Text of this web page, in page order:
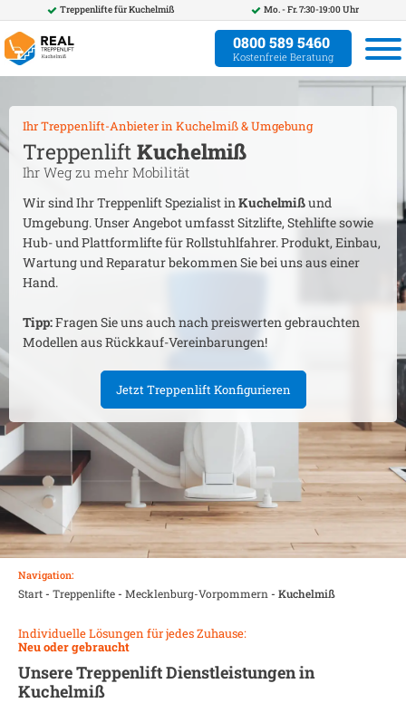
Treppenlifte fürKuchelmiß Mo. - Fr. 7:30-19:00 Uhr
0800 589 5460
Kostenfreie Beratung
Ihr Treppenlift-Anbieter in Kuchelmiß& Umgebung
Treppenlift Kuchelmiß
Ihr Weg zu mehr Mobilität
Wir sind Ihr Treppenlift Spezialist inKuchelmißund
Umgebung. Unser Angebot umfasst Sitzlifte, Stehlifte sowie
Hub- und Plattformlifte für Rollstuhlfahrer. Produkt, Einbau,
Wartung und Reparatur bekommen Sie bei uns aus einer
Hand.
Tipp:Fragen Sie uns auch nach preiswerten gebrauchten
Modellen aus Rückkauf-Vereinbarungen!
Jetzt Treppenlift Konfigurieren
Navigation:
Start- Treppenlifte- Mecklenburg-Vorpommern - Kuchelmiß
Individuelle Lösungen für jedes Zuhause:
Neu oder gebraucht
Unsere Treppenlift Dienstleistungen in
Kuchelmiß